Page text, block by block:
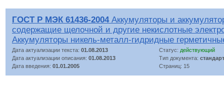
ГОСТ Р МЭК 61436-2004Аккумуляторы и
содержащие щелочной и другие некислотные
Аккумуляторы никель-металл-гидридные
Дата актуализации текста: 01.08.2013 Статус: действующий
Дата актуализации описания: 01.08.2013 Тип документа: стандарт
Дата введения: 01.01.2005 Страниц: 15